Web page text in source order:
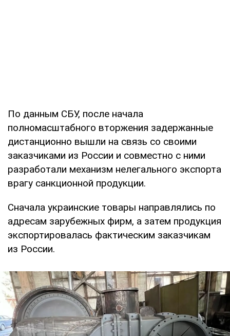
По данным СБУ, после начала
полномасштабного вторжения задержанные
дистанционно вышли на связь со своими
заказчиками из России и совместно с ними
разработали механизм нелегального экспорта
врагу санкционной продукции.
Сначала украинские товары направлялись по
адресам зарубежных фирм, а затем продукция
экспортировалась фактическим заказчикам
из России.